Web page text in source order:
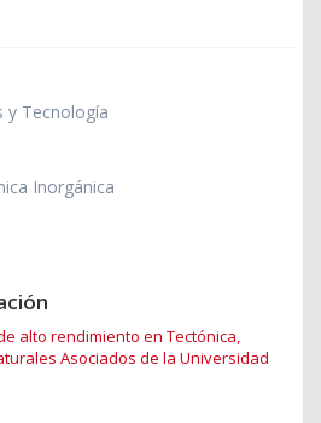
y Tecnología
Inorgánica
alto rendimiento en Tectónica,
Asociados de la Universidad